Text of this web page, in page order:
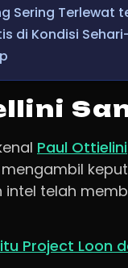
Sering Terlewat
di Kondisi
Paul Ottielini
telah
Project Loon